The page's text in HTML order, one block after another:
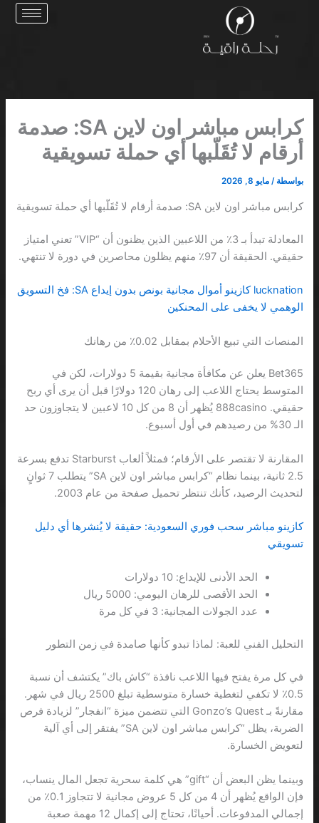
كرابس مباشر اون لاين SA: صدمة
أرقام لا تُقَلّبها أي حملة تسويقية
بواسطة /مايو 8, 2026
كرابس مباشر اون لاين SA: صدمة أرقام لا تُقَلّبها أي حملة تسويقية
المعادلة تبدأ بـ 3٪ من اللاعبين الذين يظنون أن “VIP” تعني امتياز
حقيقي. الحقيقة أن 97٪ منهم يظلون محاصرين في دورة لا تنتهي.
lucknation كازينو أموال مجانية بونص بدون إيداع SA: فخ التسويق
الوهمي لا يخفى على المحنكين
المنصات التي تبيع الأحلام بمقابل 0.02٪ من رهانك
Bet365 يعلن عن مكافأة مجانية بقيمة 5 دولارات، لكن في
المتوسط يحتاج اللاعب إلى رهان 120 دولارًا قبل أن يرى أي ربح
حقيقي. 888casino يُظهر أن 8 من كل 10 لاعبين لا يتجاوزون حد
الـ 30% من رصيدهم في أول أسبوع.
المقارنة لا تقتصر على الأرقام؛ فمثلاً ألعاب Starburst تدفع بسرعة
2.5 ثانية، بينما نظام “كرابس مباشر اون لاين SA” يتطلب 7 ثوانٍ
لتحديث الرصيد، كأنك تنتظر تحميل صفحة من عام 2003.
كازينو مباشر سحب فوري السعودية: حقيقة لا يُنشرها أي دليل
تسويقي
الحد الأدنى للإيداع: 10 دولارات
الحد الأقصى للرهان اليومي: 5000 ريال
عدد الجولات المجانية: 3 في كل مرة
التحليل الفني للعبة: لماذا تبدو كأنها صامدة في زمن التطور
في كل مرة يفتح فيها اللاعب نافذة “كاش باك” يكتشف أن نسبة
0.5٪ لا تكفي لتغطية خسارة متوسطية تبلغ 2500 ريال في شهر.
مقارنةً بـ Gonzo’s Quest التي تتضمن ميزة “انفجار” لزيادة فرص
الضربة، يظل “كرابس مباشر اون لاين SA” يفتقر إلى أي آلية
لتعويض الخسارة.
وبينما يظن البعض أن “gift” هي كلمة سحرية تجعل المال ينساب،
فإن الواقع يُظهر أن 4 من كل 5 عروض مجانية لا تتجاوز 0.1٪ من
إجمالي المدفوعات. أحيانًا، تحتاج إلى إكمال 12 مهمة صعبة